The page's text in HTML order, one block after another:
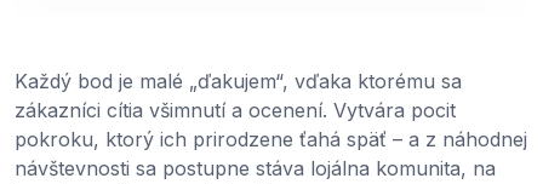
Každý bod je malé „ďakujem“, vďaka ktorému sa
zákazníci cítia všimnutí a ocenení. Vytvára pocit
pokroku, ktorý ich prirodzene ťahá späť – a z náhodnej
návštevnosti sa postupne stáva lojálna komunita, na